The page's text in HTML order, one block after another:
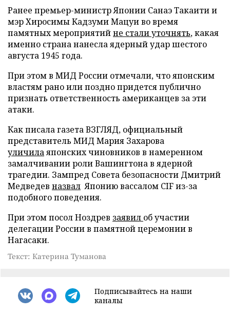
Ранее премьер-министр Японии Санаэ Такаити и
мэр Хиросимы Кадзуми Мацуи во время
памятных мероприятийне стали уточнять, какая
именно страна нанесла ядерный удар шестого
августа 1945 года.
При этом в МИД России отмечали, что японским
властям рано или поздно придется публично
признать ответственность американцев за эти
атаки.
Как писала газета ВЗГЛЯД, официальный
представитель МИД Мария Захарова
уличилаяпонских чиновников в намеренном
замалчивании роли Вашингтона в ядерной
трагедии. Зампред Совета безопасности Дмитрий
Медведев назвал Японию вассалом CIF из-за
подобного поведения.
При этом посол Ноздрев заявил об участии
делегации России в памятной церемонии в
Нагасаки.
Текст: Катерина Туманова
Подписывайтесь на наши
каналы